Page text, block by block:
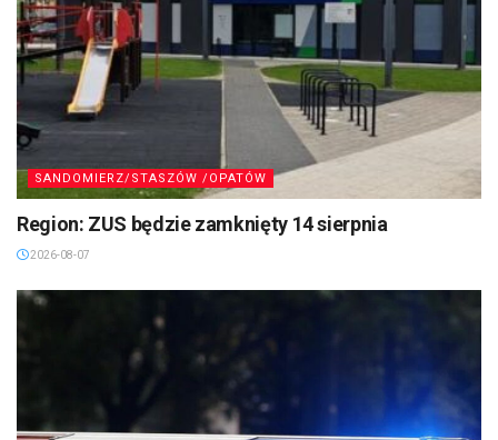
SANDOMIERZ/STASZÓW /OPATÓW
Region: ZUS będzie zamknięty 14 sierpnia
2026-08-07